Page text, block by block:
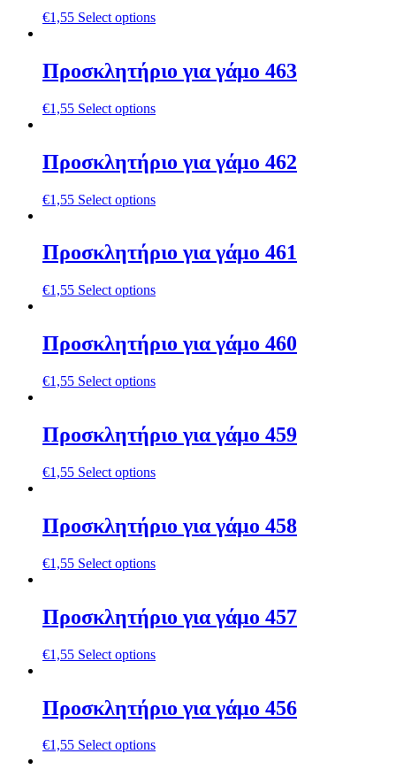
€1,55 Select options
Προσκλητήριο για γάμο 463
€1,55 Select options
Προσκλητήριο για γάμο 462
€1,55 Select options
Προσκλητήριο για γάμο 461
€1,55 Select options
Προσκλητήριο για γάμο 460
€1,55 Select options
Προσκλητήριο για γάμο 459
€1,55 Select options
Προσκλητήριο για γάμο 458
€1,55 Select options
Προσκλητήριο για γάμο 457
€1,55 Select options
Προσκλητήριο για γάμο 456
€1,55 Select options